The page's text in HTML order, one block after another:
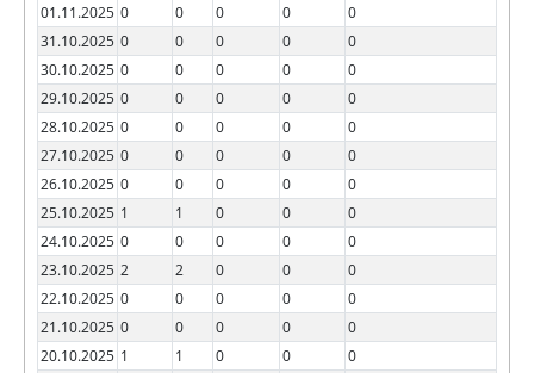
01.11.2025 0 0 0 0
0
31.10.2025 0 0 0 0
0
30.10.2025 0 0 0 0
0
29.10.2025 0 0 0 0
0
28.10.2025 0 0 0 0
0
27.10.2025 0 0 0 0
0
26.10.2025 0 0 0 0
0
25.10.2025 1 1 0 0
0
24.10.2025 0 0 0 0
0
23.10.2025 2 2 0 0
0
22.10.2025 0 0 0 0
0
21.10.2025 0 0 0 0
0
20.10.2025 1 1 0 0
0